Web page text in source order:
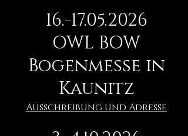
16.-17.05.2026
OWL BOW
Bogenmesse in
Kaunitz
Ausschreibung und Adresse